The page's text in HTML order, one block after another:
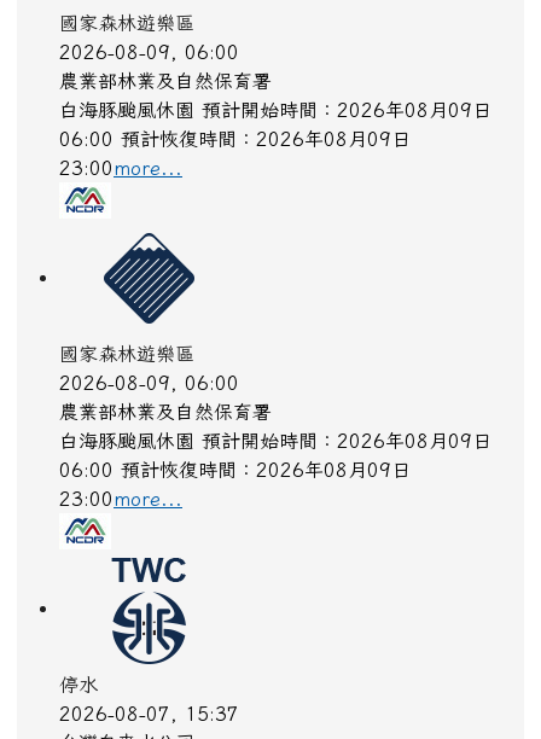
國家森林遊樂區
2026-08-09, 06:00
農業部林業及自然保育署
白海豚颱風休園 預計開始時間：2026年08月09日
06:00 預計恢復時間：2026年08月09日
23:00more...
國家森林遊樂區
2026-08-09, 06:00
農業部林業及自然保育署
白海豚颱風休園 預計開始時間：2026年08月09日
06:00 預計恢復時間：2026年08月09日
23:00more...
停水
2026-08-07, 15:37